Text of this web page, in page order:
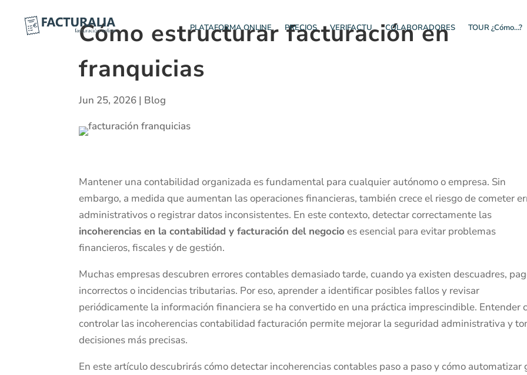
PLATAFORMA ONLINE PRECIOS VERIFACTU COLABORADORES TOUR ¿Cómo…?
Cómo estructurar facturación en
franquicias
Jun 25, 2026 | Blog
Mantener una contabilidad organizada es fundamental para cualquier autónomo o empresa. Sin
embargo, a medida que aumentan las operaciones financieras, también crece el riesgo de cometer
administrativos o registrar datos inconsistentes. En este contexto, detectar correctamente las
incoherencias en la contabilidad y facturación del negocio es esencial para evitar problemas
financieros, fiscales y de gestión.
Muchas empresas descubren errores contables demasiado tarde, cuando ya existen descuadres,
incorrectos o incidencias tributarias. Por eso, aprender a identificar posibles fallos y revisar
periódicamente la información financiera se ha convertido en una práctica imprescindible. Entender
controlar las incoherencias contabilidad facturación permite mejorar la seguridad administrativa y
decisiones más precisas.
En este artículo descubrirás cómo detectar incoherencias contables paso a paso y cómo automatizar